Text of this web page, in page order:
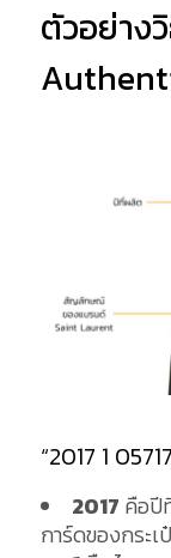
ตัวอย่าง
“2017 1
2017 คือปี
การ์ดของกระ